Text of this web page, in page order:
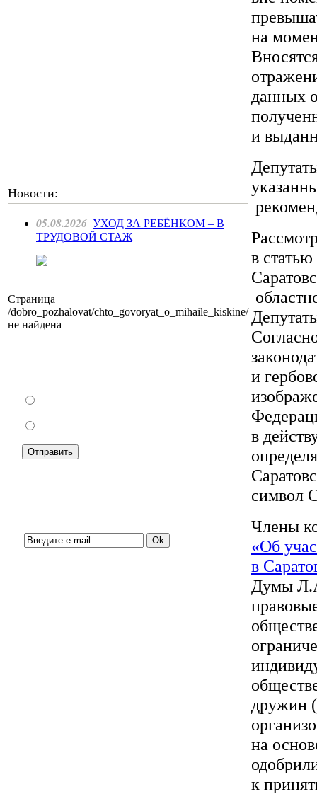
Новости:
05.08.2026 УХОД ЗА РЕБЁНКОМ – В
ТРУДОВОЙ СТАЖ
Страница
/dobro_pozhalovat/chto_govoryat_o_mihaile_kiskine/
не найдена
на
данных
и
в
и
в
символ
Члены
«Об
в
Думы
дружин
на
к